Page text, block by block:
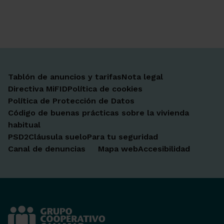
Tablón de anuncios y tarifasNota legal
Directiva MiFIDPolítica de cookies
Política de Protección de Datos
Código de buenas prácticas sobre la vivienda
habitual
PSD2Cláusula sueloPara tu seguridad
Canal de denuncias
Mapa webAccesibilidad